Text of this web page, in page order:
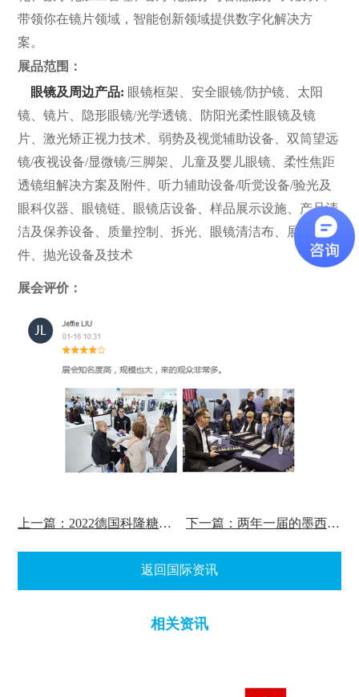
带领你在镜片领域，智能创新领域提供数字化解决方
案。
展品范围：
眼镜及周边产品: 眼镜框架、安全眼镜/防护镜、太阳
镜、镜片、隐形眼镜/光学透镜、防阳光柔性眼镜及镜
片、激光矫正视力技术、弱势及视觉辅助设备、双筒望远
镜/夜视设备/显微镜/三脚架、儿童及婴儿眼镜、柔性焦距
透镜组解决方案及附件、听力辅助设备/听觉设备/验光及
眼科仪器、眼镜链、眼镜店设备、样品展示设施、产品清
洁及保养设备、质量控制、拆光、眼镜清洁布、展示窗配
件、抛光设备及技术
展会评价：
上一篇：2022德国科隆糖果机械展能否如期开幕？ 下一篇：两年一届的墨西哥纺织工业展览会举办时间正式公布
返回国际资讯
相关资讯